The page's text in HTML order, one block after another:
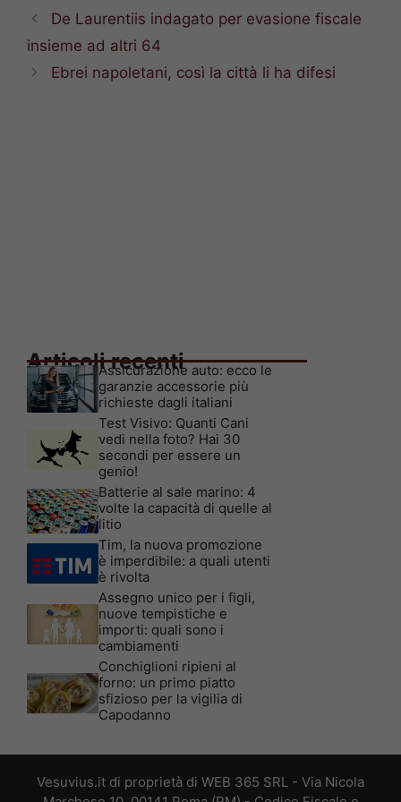
De Laurentiis indagato per evasione fiscale
insieme ad altri 64
Ebrei napoletani, così la città li ha difesi
Articoli recenti
Assicurazione auto: ecco le
garanzie accessorie più
richieste dagli italiani
Test Visivo: Quanti Cani
vedi nella foto? Hai 30
secondi per essere un
genio!
Batterie al sale marino: 4
volte la capacità di quelle al
litio
Tim, la nuova promozione
è imperdibile: a quali utenti
è rivolta
Assegno unico per i figli,
nuove tempistiche e
importi: quali sono i
cambiamenti
Conchiglioni ripieni al
forno: un primo piatto
sfizioso per la vigilia di
Capodanno
Vesuvius.it di proprietà di WEB 365 SRL - Via Nicola